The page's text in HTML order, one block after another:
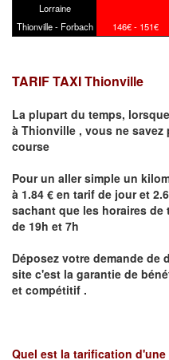
Lorraine
Thionville - Forbach 146€ - 151€
TARIF TAXI Thionville
La plupart du temps,
à Thionville , vous ne savez
course
Pour un aller simple un
à 1.84 € en tarif de jour et
sachant que les horaires
de 19h et 7h
Déposez votre demande de
site c'est la garantie de
et compétitif .
Quel est la tarification